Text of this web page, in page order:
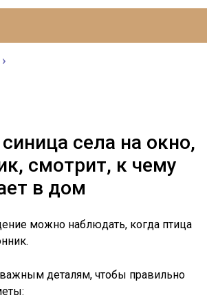
села на окно,
смотрит, к чему
в дом
можно наблюдать, когда птица
деталям, чтобы правильно